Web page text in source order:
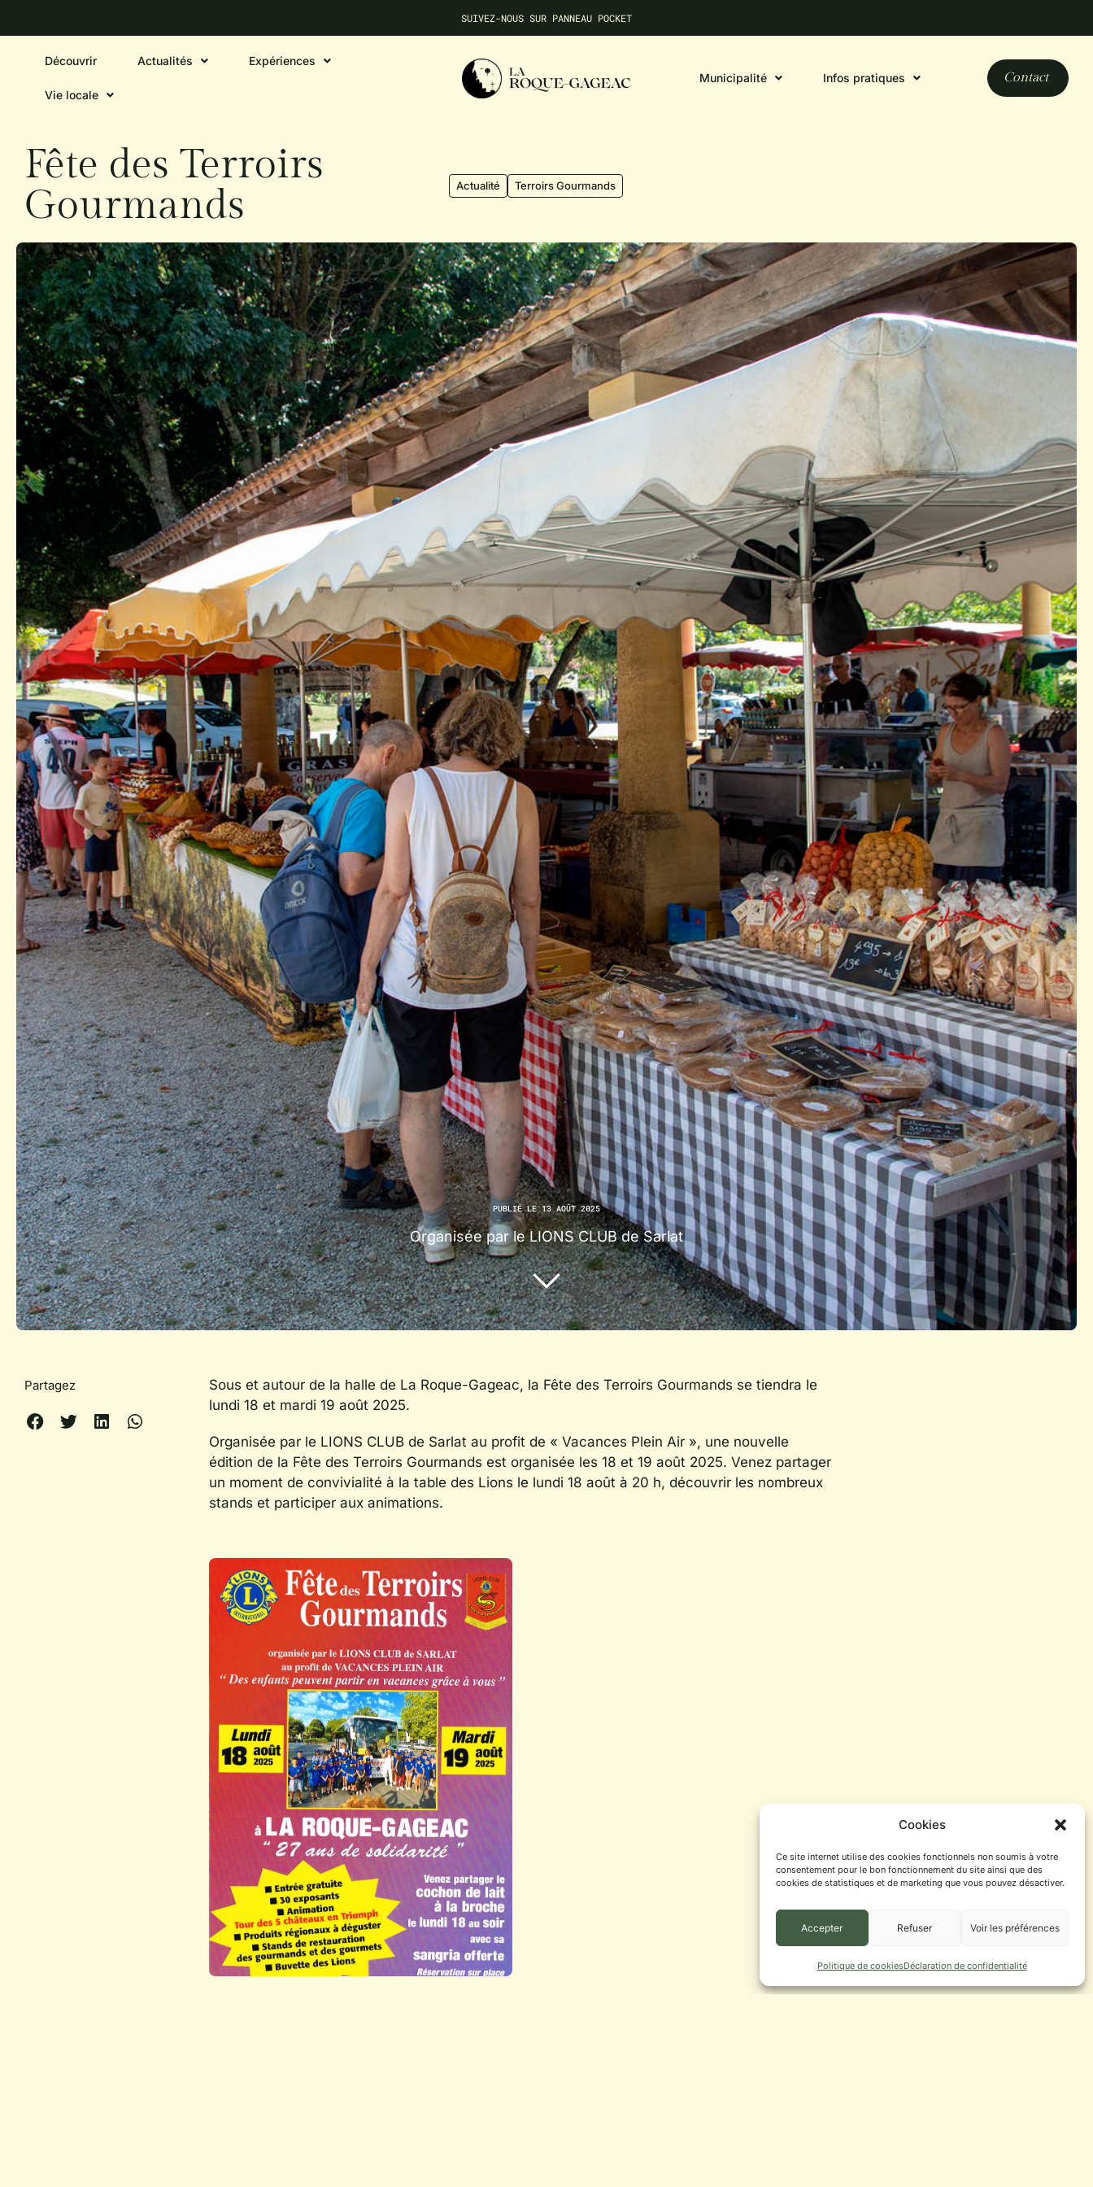
Cookies
Ce site internet utilise des cookies fonctionnels non soumis à votre
consentement pour le bon fonctionnement du site ainsi que des
cookies de statistiques et de marketing que vous pouvez désactiver.
Accepter Refuser Voir les préférences
Politique de cookiesDéclaration de confidentialité
NE MANQUEZ AUCUNE INFO LOCALE
SUIVEZ-NOUS SUR PANNEAU POCKET
Découvrir Actualités Expériences
Vie locale
Municipalité Infos pratiques Contact
Fête des Terroirs
Gourmands
Actualité Terroirs Gourmands
PUBLIÉ LE 13 AOÛT 2025
Organisée par le LIONS CLUB de Sarlat
Partagez
Sous et autour de la halle de La Roque-Gageac, la Fête des Terroirs Gourmands se tiendra le
lundi 18 et mardi 19 août 2025.
Organisée par le LIONS CLUB de Sarlat au profit de « Vacances Plein Air », une nouvelle
édition de la Fête des Terroirs Gourmands est organisée les 18 et 19 août 2025. Venez partager
un moment de convivialité à la table des Lions le lundi 18 août à 20 h, découvrir les nombreux
stands et participer aux animations.